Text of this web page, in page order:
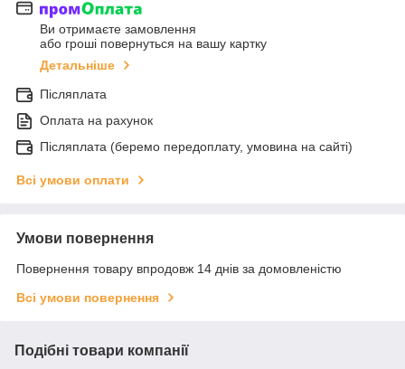
Ви отримаєте замовлення
або гроші повернуться на вашу картку
Детальніше
Післяплата
Оплата на рахунок
Післяплата (беремо передоплату, умовина на сайті)
Всі умови оплати
Умови повернення
Повернення товару впродовж 14 днів за домовленістю
Всі умови повернення
Подібні товари компанії